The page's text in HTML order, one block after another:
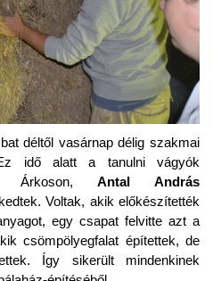
déltől vasárnap délig szakmai
idő alatt a tanulni vágyók
Árkoson,Antal András
Voltak, akik előkészítették
egy csapat felvitte azt a
csömpölyegfalat építettek, de
Így sikerült mindenkinek